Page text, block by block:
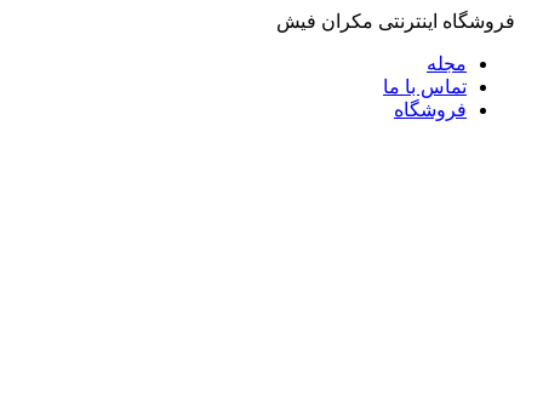
فروشگاه اینترنتی مکران فیش
مجله
تماس با ما
فروشگاه